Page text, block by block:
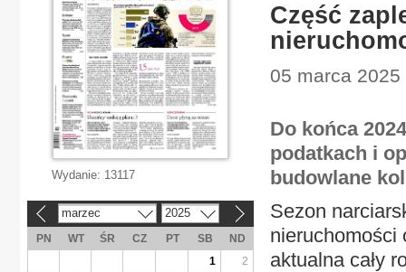
Część
05 marca
Do końca
podatkach i
budowlane
Sezon
nieruchomości
aktualna cały
Wydanie: 13117
marzec 2025
PN WT ŚR CZ PT SB
ND
1
2